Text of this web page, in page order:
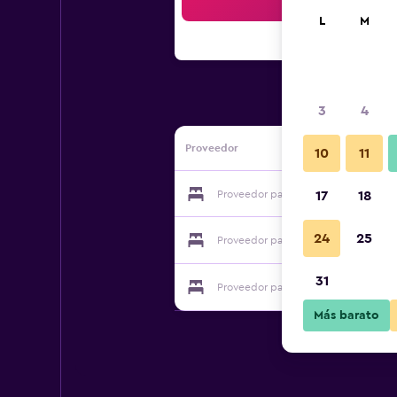
Proveedor
Proveedor para Fevronia's Rooms
Proveedor para Fevronia's Rooms
Proveedor para Fevronia's Rooms
L M
3 4
10 11
17 18
24 25
31
Más barato